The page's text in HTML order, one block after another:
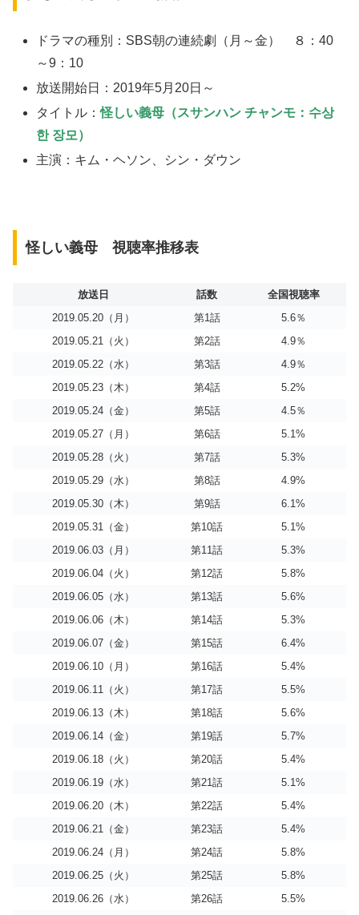
ドラマの種別：SBS朝の連続劇（月～金） ８：40
～9：10
放送開始日：2019年5月20日～
タイトル：怪しい義母（スサンハン チャンモ：수상
한 장모）
主演：キム・ヘソン、シン・ダウン
怪しい義母 視聴率推移表
放送日 話数
全国視聴率
2019.05.20（月）
第1話
5.6％
2019.05.21（火）
第2話
4.9％
2019.05.22（水）
第3話
4.9％
2019.05.23（木）
第4話
5.2%
2019.05.24（金）
第5話
4.5％
2019.05.27（月）
第6話
5.1%
2019.05.28（火）
第7話
5.3%
2019.05.29（水）
第8話
4.9%
2019.05.30（木）
第9話
6.1%
2019.05.31（金）
第10話
5.1%
2019.06.03（月）
第11話
5.3%
2019.06.04（火）
第12話
5.8%
2019.06.05（水）
第13話
5.6%
2019.06.06（木）
第14話
5.3%
2019.06.07（金）
第15話
6.4%
2019.06.10（月）
第16話
5.4%
2019.06.11（火）
第17話
5.5%
2019.06.13（木）
第18話
5.6%
2019.06.14（金）
第19話
5.7%
2019.06.18（火）
第20話
5.4%
2019.06.19（水）
第21話
5.1%
2019.06.20（木）
第22話
5.4%
2019.06.21（金）
第23話
5.4%
2019.06.24（月）
第24話
5.8%
2019.06.25（火）
第25話
5.8%
2019.06.26（水）
第26話
5.5%